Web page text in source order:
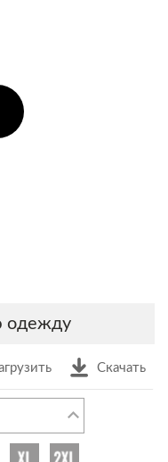
одежду
Скачать